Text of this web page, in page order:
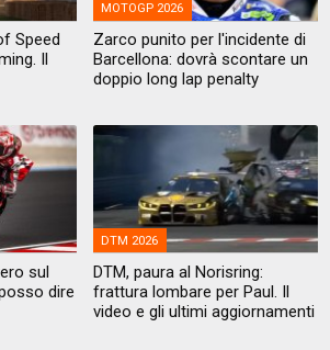
Speed
Il
MOTOGP 2026
Zarco punito per l'incidente di
Barcellona: dovrà scontare un
doppio long lap penalty
sul
dire
DTM 2026
DTM, paura al Norisring:
frattura lombare per Paul. Il
video e gli ultimi aggiornamenti